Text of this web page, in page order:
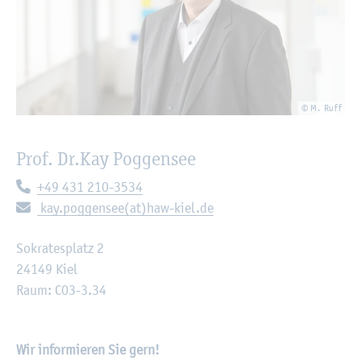
© M. Ruff
Prof. Dr.Kay Pog­gen­see
Te­le­fon:
+49 431 210-3534
E-Mail:
kay.​poggensee(at)haw-kiel.de
So­kra­tes­platz 2
24149 Kiel
Raum: C03-3.34
Wir in­for­mie­ren Sie gern!